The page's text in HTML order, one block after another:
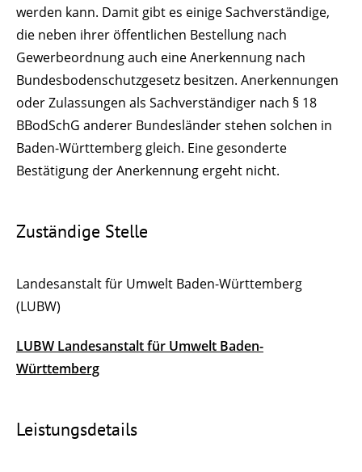
werden kann. Damit gibt es einige Sachverständige,
die neben ihrer öffentlichen Bestellung nach
Gewerbeordnung auch eine Anerkennung nach
Bundesbodenschutzgesetz besitzen. Anerkennungen
oder Zulassungen als Sachverständiger nach § 18
BBodSchG anderer Bundesländer stehen solchen in
Baden-Württemberg gleich. Eine gesonderte
Bestätigung der Anerkennung ergeht nicht.
Zuständige Stelle
Landesanstalt für Umwelt Baden-Württemberg
(LUBW)
LUBW Landesanstalt für Umwelt Baden-
Württemberg
Leistungsdetails